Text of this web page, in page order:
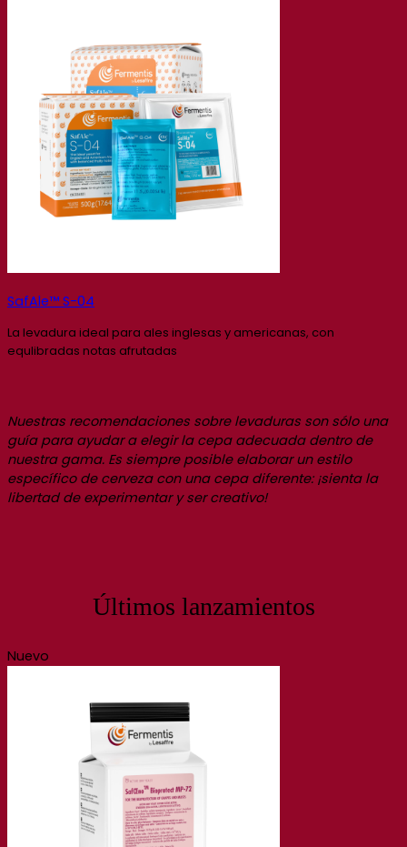
SafAle™ S-04
La levadura ideal para ales inglesas y americanas, con
equlibradas notas afrutadas
Nuestras recomendaciones sobre levaduras son sólo una
guía para ayudar a elegir la cepa adecuada dentro de
nuestra gama. Es siempre posible elaborar un estilo
específico de cerveza con una cepa diferente: ¡sienta la
libertad de experimentar y ser creativo!
Últimos lanzamientos
Nuevo